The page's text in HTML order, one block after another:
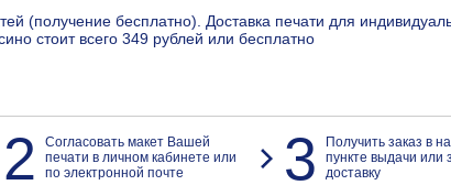
(получение бесплатно). Доставка печати для
стоит всего 349 рублей или бесплатно
2
Согласовать макет Вашей
печати в личном кабинете или
по электронной почте
3
Получить заказ в
пункте выдачи или
доставку